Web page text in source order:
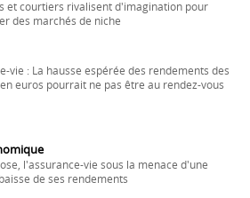
et courtiers rivalisent d'imagination pour
des marchés de niche
vie : La hausse espérée des rendements des
euros pourrait ne pas être au rendez-vous
l'assurance-vie sous la menace d'une
de ses rendements